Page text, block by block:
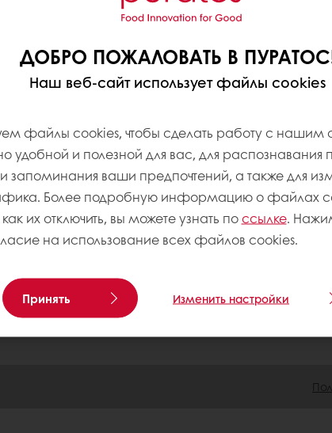
«Завершить заказ», но не видите
через контактную форму.
ДОБРО ПОЖАЛОВАТЬ В
Наш веб-сайт использует файлы cookies
файлы cookies, чтобы сделать работу с нашим
удобной и полезной для вас, для распознавания
запоминания ваши предпочтений, а также для
Более подробную информацию о файлах
их отключить, вы можете узнать поссылке.
на использование всех файлов cookies.
Принять Изменить настройки